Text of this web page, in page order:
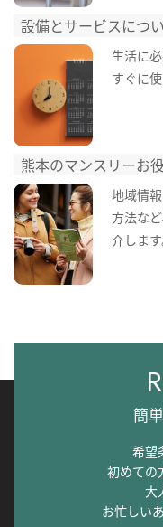
設備とサービスにつ
生活に
すぐに
熊本のマンスリーお
地域情
方法な
介します
簡
希望
初めての
大
お忙しい